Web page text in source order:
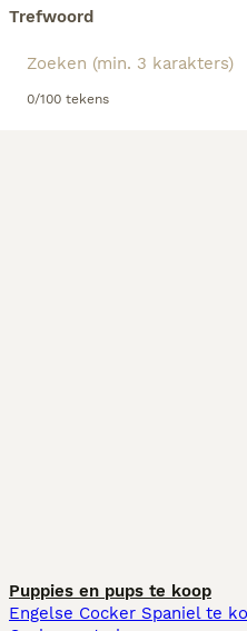
Trefwoord
0/100 tekens
Puppies en pups te koop
Engelse Cocker Spaniel te